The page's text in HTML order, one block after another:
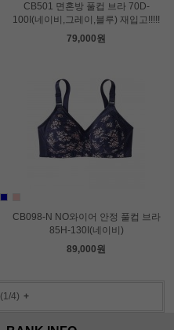
CB501 면혼방 풀컵 브라 70D-
100I(네이비,그레이,블루) 재입고!!!!!
79,000원
CB098-N NO와이어 안정 풀컵 브라
85H-130I(네이비)
89,000원
(1/4) +